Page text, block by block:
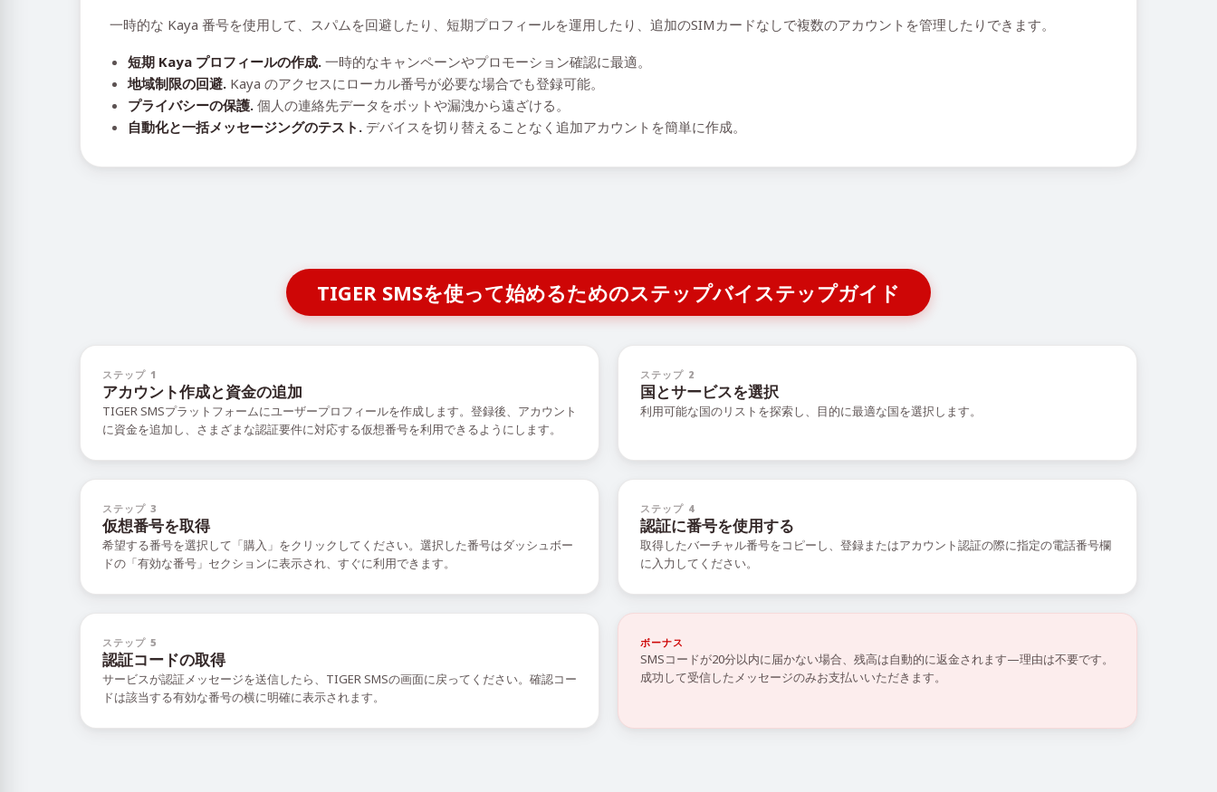
一時的な Kaya 番号を使用して、スパムを回避したり、短期プロフィールを運用したり、追加のSIMカードなしで複数のアカウントを管理したりできます。
短期 Kaya プロフィールの作成. 一時的なキャンペーンやプロモーション確認に最適。
地域制限の回避. Kaya のアクセスにローカル番号が必要な場合でも登録可能。
プライバシーの保護. 個人の連絡先データをボットや漏洩から遠ざける。
自動化と一括メッセージングのテスト. デバイスを切り替えることなく追加アカウントを簡単に作成。
TIGER SMSを使って始めるためのステップバイステップガイド
ステップ 1
アカウント作成と資金の追加
TIGER SMSプラットフォームにユーザープロフィールを作成します。登録後、アカウント
に資金を追加し、さまざまな認証要件に対応する仮想番号を利用できるようにします。
ステップ 2
国とサービスを選択
利用可能な国のリストを探索し、目的に最適な国を選択します。
ステップ 3
仮想番号を取得
希望する番号を選択して「購入」をクリックしてください。選択した番号はダッシュボー
ドの「有効な番号」セクションに表示され、すぐに利用できます。
ステップ 4
認証に番号を使用する
取得したバーチャル番号をコピーし、登録またはアカウント認証の際に指定の電話番号欄
に入力してください。
ステップ 5
認証コードの取得
サービスが認証メッセージを送信したら、TIGER SMSの画面に戻ってください。確認コー
ドは該当する有効な番号の横に明確に表示されます。
ボーナス
SMSコードが20分以内に届かない場合、残高は自動的に返金されます—理由は不要です。
成功して受信したメッセージのみお支払いいただきます。